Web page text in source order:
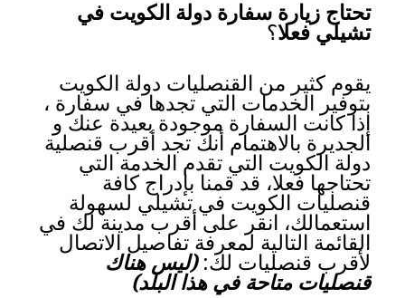
تحتاج زيارة سفارة دولة الكويت في
تشيلي فعلا؟
يقوم كثير من القنصليات دولة الكويت
بتوفير الخدمات التي تجدها في سفارة ،
إذا كانت السفارة موجودة بعيدة عنك و
الجديرة بالاهتمام أنك تجد أقرب قنصلية
دولة الكويت التي تقدم الخدمة التي
تحتاجها فعلا، قد قمنا بإدراج كافة
قنصليات الكويت في تشيلي لسهولة
استعمالك، انقر على أقرب مدينة لك في
القائمة التالية لمعرفة تفاصيل الاتصال
لأقرب قنصليات لك:(ليس هناك
قنصليات متاحة في هذا البلد)